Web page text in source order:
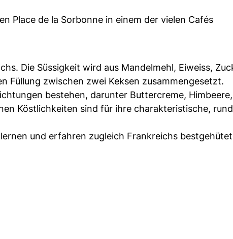
Place de la Sorbonne in einem der vielen Cafés
Die Süssigkeit wird aus Mandelmehl, Eiweiss,
Füllung zwischen zwei Keksen zusammengesetzt.
bestehen, darunter Buttercreme, Himbeere,
Köstlichkeiten sind für ihre charakteristische,
und erfahren zugleich Frankreichs